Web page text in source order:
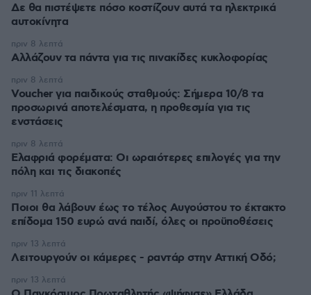
Δε θα πιστέψετε πόσο κοστίζουν αυτά τα ηλεκτρικά
αυτοκίνητα
Αλλάζουν τα πάντα για τις πινακίδες κυκλοφορίας
πριν 8 λεπτά
Voucher για παιδικούς σταθμούς: Σήμερα 10/8 τα
προσωρινά αποτελέσματα, η προθεσμία για τις
ενστάσεις
πριν 8 λεπτά
Eλαφριά φορέματα: Οι ωραιότερες επιλογές για την
πόλη και τις διακοπές
πριν 8 λεπτά
Ποιοι θα λάβουν έως το τέλος Αυγούστου το έκτακτο
επίδομα 150 ευρώ ανά παιδί, όλες οι προϋποθέσεις
πριν 11 λεπτά
Λειτουργούν οι κάμερες - ραντάρ στην Αττική Οδό;
πριν 13 λεπτά
πριν 13 λεπτά